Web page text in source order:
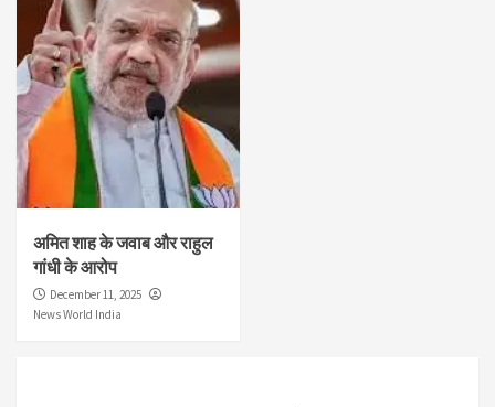
अमित शाह के जवाब और राहुल
गांधी के आरोप
December 11, 2025
News World India